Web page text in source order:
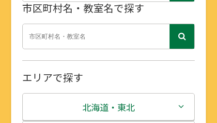
市区町村名・教室名で探す
エリアで探す
北海道・東北